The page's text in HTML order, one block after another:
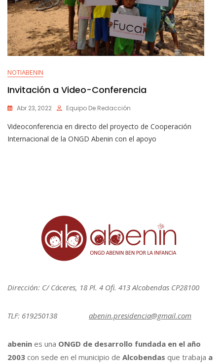
NOTIABENIN
Invitación a Video-Conferencia
Abr 23, 2022 Equipo De Redacción
Videoconferencia en directo del proyecto de Cooperación
Internacional de la ONGD Abenin con el apoyo
Dirección: C/ Cáceres, 18 Pl. 4 Ofi. 413 Alcobendas CP28100
TLF: 619250138 abenin.presidencia@gmail.com
abenin es una ONGD de desarrollo fundada en el año
2003 con sede en el municipio de Alcobendas que trabaja a